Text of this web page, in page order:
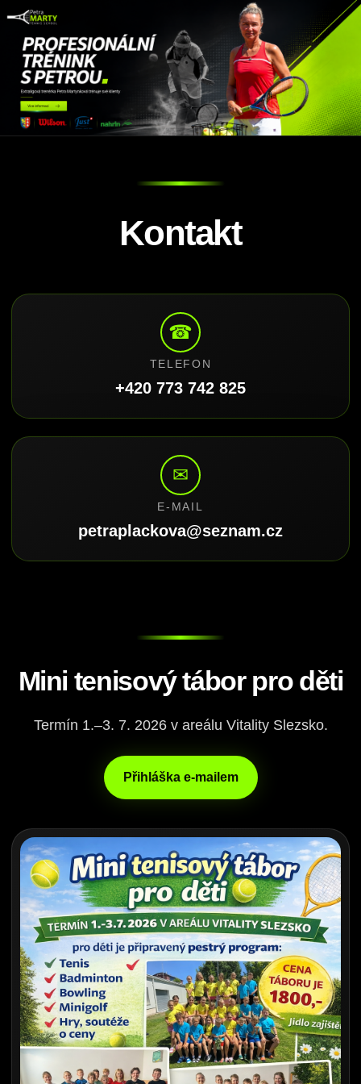
Kontakt
☎
TELEFON
+420 773 742 825
✉
E-MAIL
petraplackova@seznam.cz
Mini tenisový tábor pro děti
Termín 1.–3. 7. 2026 v areálu Vitality Slezsko.
Přihláška e-mailem